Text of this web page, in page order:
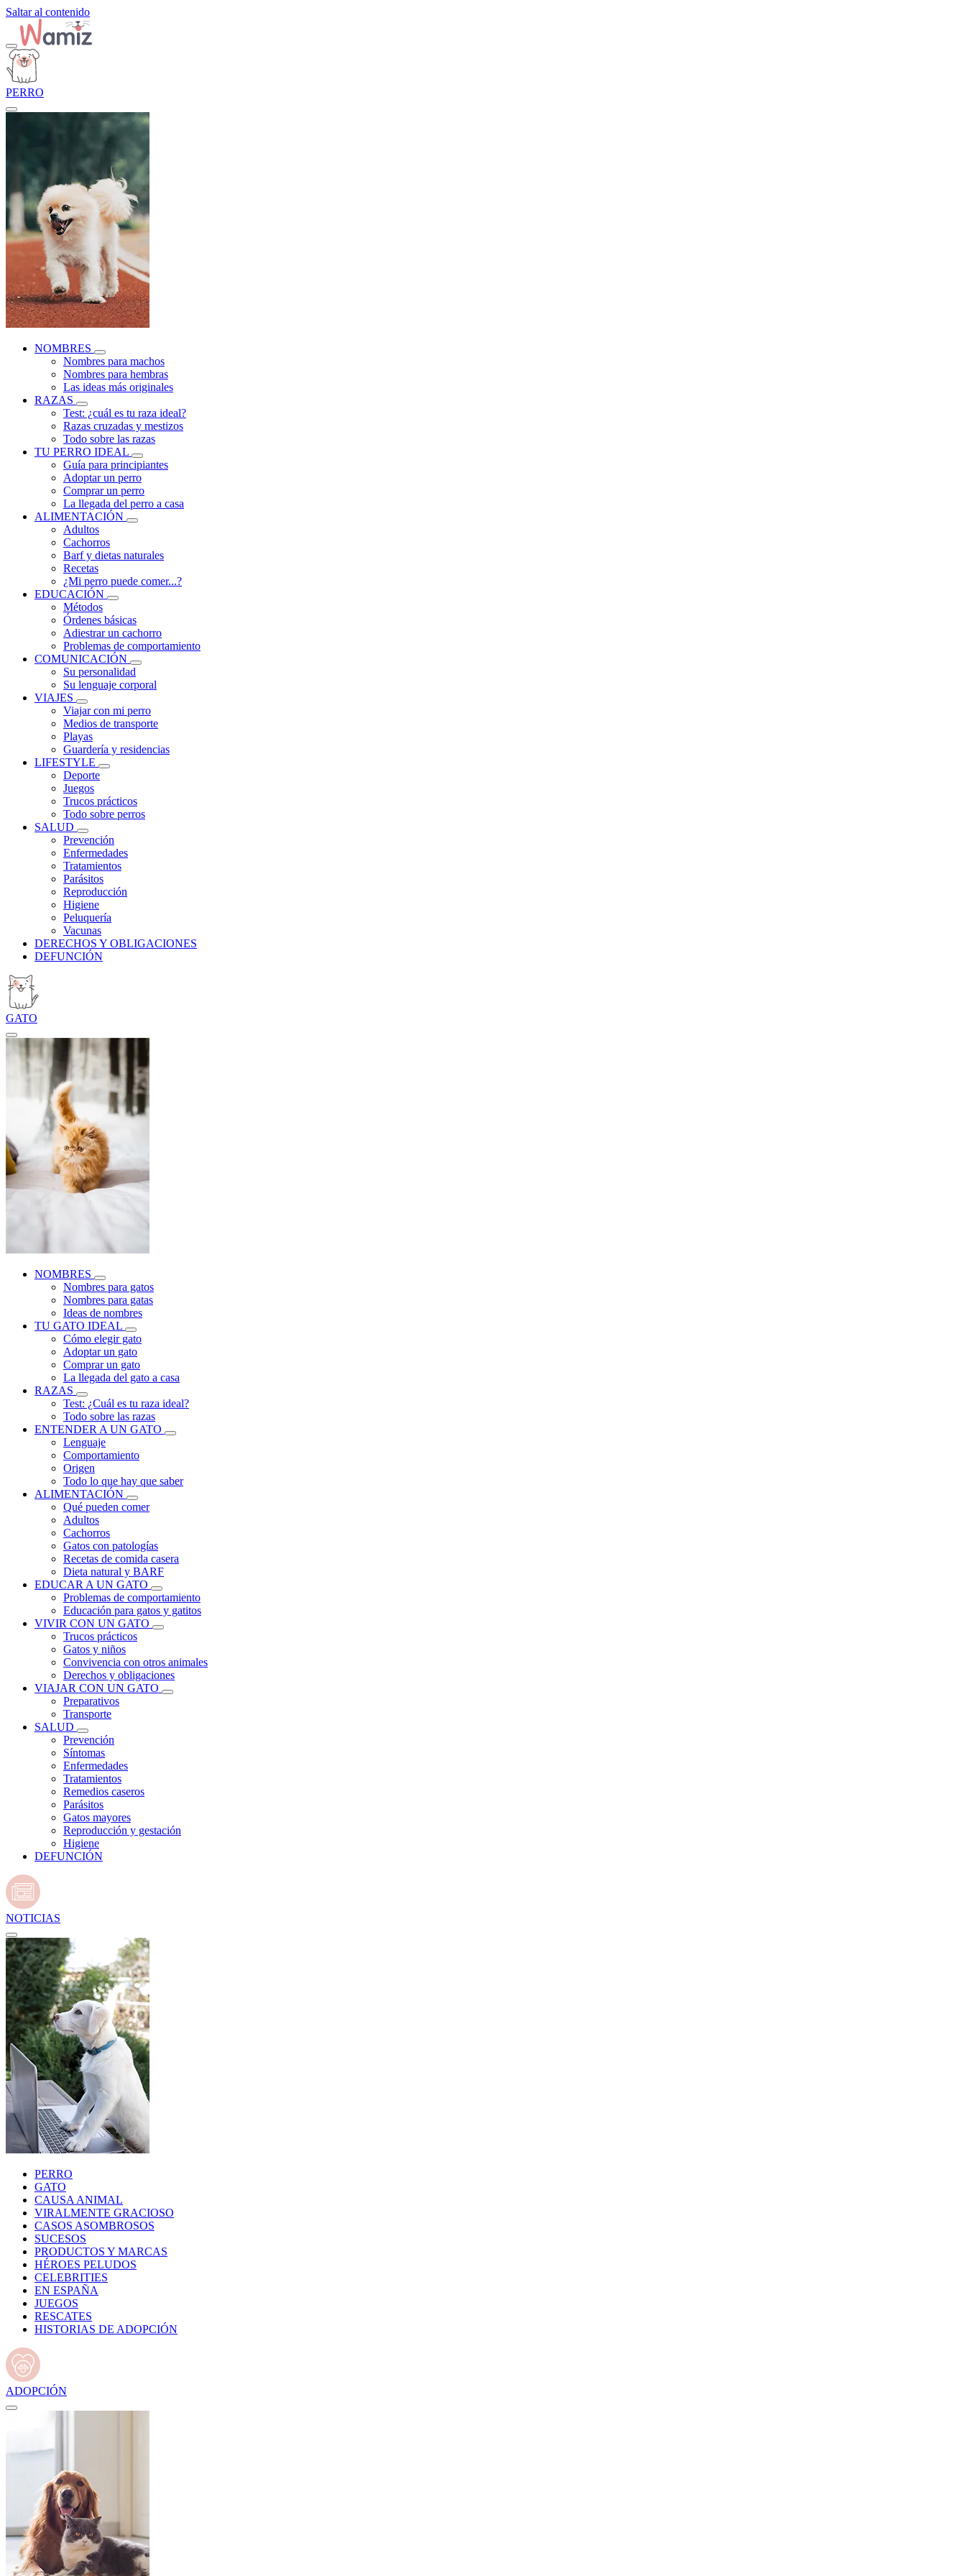
Saltar al contenido
PERRO
NOMBRES
Nombres para machos
Nombres para hembras
Las ideas más originales
RAZAS
Test: ¿cuál es tu raza ideal?
Razas cruzadas y mestizos
Todo sobre las razas
TU PERRO IDEAL
Guía para principiantes
Adoptar un perro
Comprar un perro
La llegada del perro a casa
ALIMENTACIÓN
Adultos
Cachorros
Barf y dietas naturales
Recetas
¿Mi perro puede comer...?
EDUCACIÓN
Métodos
Órdenes básicas
Adiestrar un cachorro
Problemas de comportamiento
COMUNICACIÓN
Su personalidad
Su lenguaje corporal
VIAJES
Viajar con mi perro
Medios de transporte
Playas
Guardería y residencias
LIFESTYLE
Deporte
Juegos
Trucos prácticos
Todo sobre perros
SALUD
Prevención
Enfermedades
Tratamientos
Parásitos
Reproducción
Higiene
Peluquería
Vacunas
DERECHOS Y OBLIGACIONES
DEFUNCIÓN
GATO
NOMBRES
Nombres para gatos
Nombres para gatas
Ideas de nombres
TU GATO IDEAL
Cómo elegir gato
Adoptar un gato
Comprar un gato
La llegada del gato a casa
RAZAS
Test: ¿Cuál es tu raza ideal?
Todo sobre las razas
ENTENDER A UN GATO
Lenguaje
Comportamiento
Origen
Todo lo que hay que saber
ALIMENTACIÓN
Qué pueden comer
Adultos
Cachorros
Gatos con patologías
Recetas de comida casera
Dieta natural y BARF
EDUCAR A UN GATO
Problemas de comportamiento
Educación para gatos y gatitos
VIVIR CON UN GATO
Trucos prácticos
Gatos y niños
Convivencia con otros animales
Derechos y obligaciones
VIAJAR CON UN GATO
Preparativos
Transporte
SALUD
Prevención
Síntomas
Enfermedades
Tratamientos
Remedios caseros
Parásitos
Gatos mayores
Reproducción y gestación
Higiene
DEFUNCIÓN
NOTICIAS
PERRO
GATO
CAUSA ANIMAL
VIRALMENTE GRACIOSO
CASOS ASOMBROSOS
SUCESOS
PRODUCTOS Y MARCAS
HÉROES PELUDOS
CELEBRITIES
EN ESPAÑA
JUEGOS
RESCATES
HISTORIAS DE ADOPCIÓN
ADOPCIÓN